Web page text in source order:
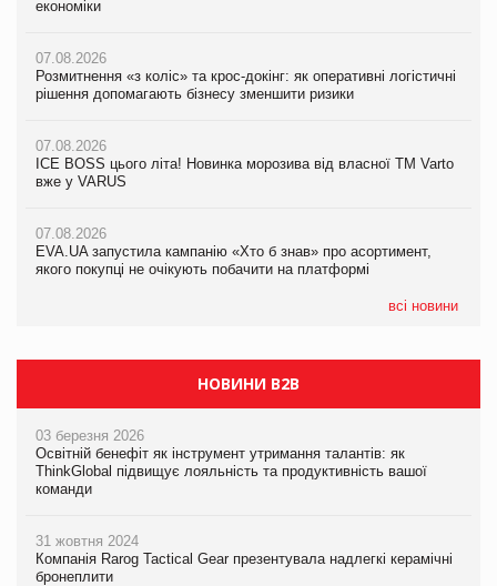
економіки
07.08.2026
Розмитнення «з коліс» та крос-докінг: як оперативні логістичні
рішення допомагають бізнесу зменшити ризики
07.08.2026
ICE BOSS цього літа! Новинка морозива від власної ТМ Varto
вже у VARUS
07.08.2026
EVA.UA запустила кампанію «Хто б знав» про асортимент,
якого покупці не очікують побачити на платформі
всі новини
економіки
07.08.2026
Розмитнення «з коліс» та крос-докінг: як оперативні логістичні
рішення допомагають бізнесу зменшити ризики
07.08.2026
ICE BOSS цього літа! Новинка морозива від власної ТМ Varto
вже у VARUS
07.08.2026
EVA.UA запустила кампанію «Хто б знав» про асортимент,
якого покупці не очікують побачити на платформі
економіки
07.08.2026
Kraft Heinz скоротила збиток у першому півріччі
Продажі Hugo Boss впали на 9%
НОВИНИ B2B
03 березня 2026
Освітній бенефіт як інструмент утримання талантів: як
ThinkGlobal підвищує лояльність та продуктивність вашої
команди
31 жовтня 2024
Компанія Rarog Tactical Gear презентувала надлегкі керамічні
бронеплити